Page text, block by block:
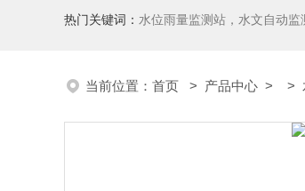
热门关键词： 水位雨量监测站，水文自动
当前位置： 首页 > 产品中心 > >